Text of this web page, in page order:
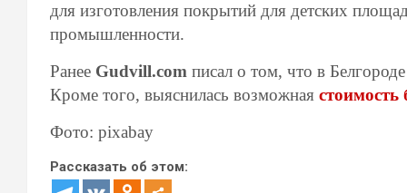
для изготовления покрытий для детских
промышленности.
Ранее Gudvill.com писал о том, что в Белгороде
Кроме того, выяснилась возможная
Фото: pixabay
Рассказать об этом: